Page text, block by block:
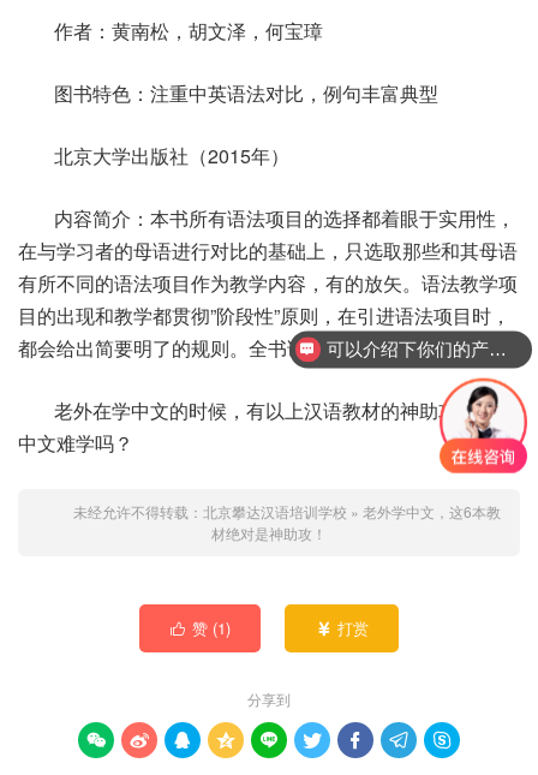
作者：黄南松，胡文泽，何宝璋
图书特色：注重中英语法对比，例句丰富典型
北京大学出版社（2015年）
内容简介：本书所有语法项目的选择都着眼于实用性，
在与学习者的母语进行对比的基础上，只选取那些和其母语
有所不同的语法项目作为教学内容，有的放矢。语法教学项
目的出现和教学都贯彻”阶段性”原则，在引进语法项目时，
都会给出简要明了的规则。全书讲解精当，深入浅出。
老外在学中文的时候，有以上汉语教材的神助攻，还怕
中文难学吗？
未经允许不得转载： 北京攀达汉语培训学校 » 老外学中文，这6本教
材绝对是神助攻！
 赞 (1)  打赏
分享到
        
可以介绍下你们的产品么？